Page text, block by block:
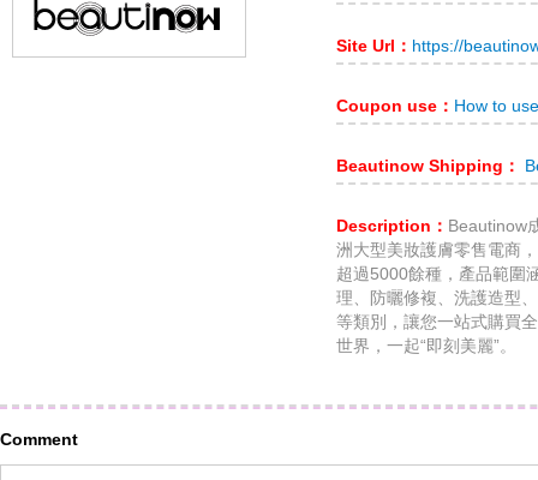
Site Url： https://
Coupon use： How to
Beautinow Shipping：
Description： Beautinow
洲大型美妝護膚零售電商
超過5000餘種，產品範圍
理、防曬修複、洗護造型
等類別，讓您一站式購買
世界，一起“即刻美麗”。
Comment